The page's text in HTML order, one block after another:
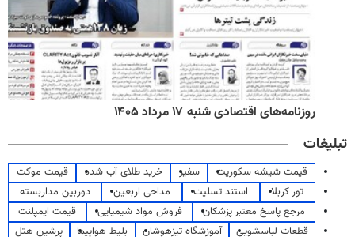
روزنامه‌های ورزشی شنبه ۱۷ مرداد ۱۴۰۵
تبلیغات
قیمت شیشه سکوریت سفیر خرید طلای آب شده
قیمت موکت
تور کربلا
استند تسلیت مداحی اربعین
دوربین مداربسته
مرجع پاسخ معتبر پزشکان
فروش مواد شیمیایی
قیمت ایمپلنت
قطعات لباسشویی
آموزشگاه تیزهوشان بلیط هواپیما
پرشین هتل